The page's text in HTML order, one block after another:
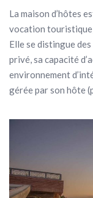
La maison d’hôtes
vocation touristique,
Elle se distingue
privé, sa capacité
environnement
gérée par son hôte